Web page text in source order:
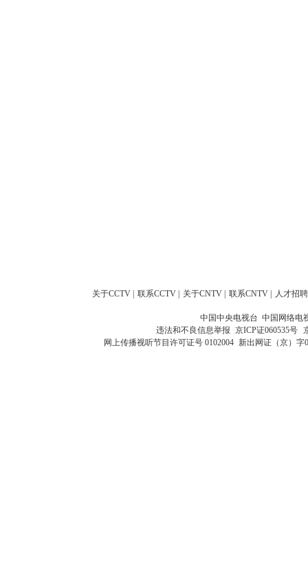
关于CCTV 联系CCTV 关于CNTV 联系CNTV 人才招聘
中国中央电视台 中国网络电
违法和不良信息举报 京ICP证060535号
网上传播视听节目许可证号 0102004 新出网证（京）